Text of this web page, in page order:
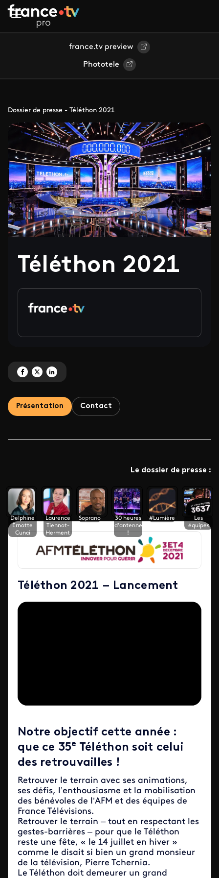
Aller au contenu principal
france.tv preview
Phototele
Dossier de presse - Téléthon 2021
Téléthon 2021
Partagez 'Téléthon 2021' sur Facebook
Partagez 'Téléthon 2021' sur X
Partagez 'Téléthon 2021' sur LinkedIn
Présentation Contact
Le dossier de presse :
Delphine
Ernotte
Cunci
Laurence
Tiennot-
Herment
Soprano
30 heures
d'antenne
!
#Lumière
Les
équipes
Téléthon 2021 – Lancement
Notre objectif cette année :
que ce 35e Téléthon soit celui
des retrouvailles !
Retrouver le terrain avec ses animations,
ses défis, l’enthousiasme et la mobilisation
des bénévoles de l’AFM et des équipes de
France Télévisions.
Retrouver le terrain – tout en respectant les
gestes-barrières – pour que le Téléthon
reste une fête, « le 14 juillet en hiver »
comme le disait si bien un grand monsieur
de la télévision, Pierre Tchernia.
Le Téléthon doit demeurer un grand